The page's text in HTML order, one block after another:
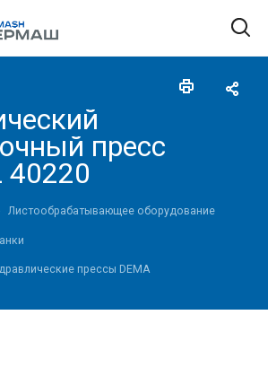
пресс
40220
Листообрабатывающее оборудование
прессы DEMA